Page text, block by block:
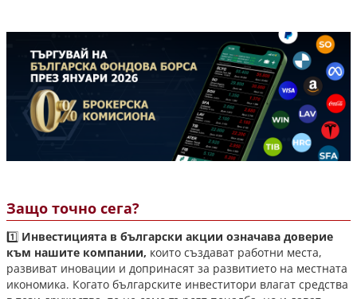
Защо точно сега?
1️⃣ Инвестицията в български акции означава доверие
към нашите компании, които създават работни места,
развиват иновации и допринасят за развитието на местната
икономика. Когато българските инвеститори влагат средства